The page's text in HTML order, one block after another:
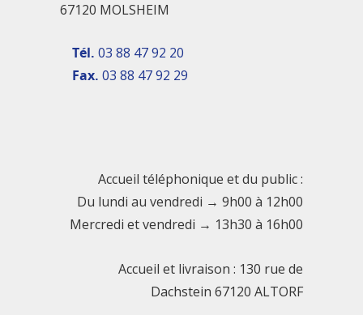
67120 MOLSHEIM
Tél. 03 88 47 92 20
Fax. 03 88 47 92 29
Accueil téléphonique et du public :
Du lundi au vendredi → 9h00 à 12h00
Mercredi et vendredi → 13h30 à 16h00
Accueil et livraison : 130 rue de
Dachstein 67120 ALTORF